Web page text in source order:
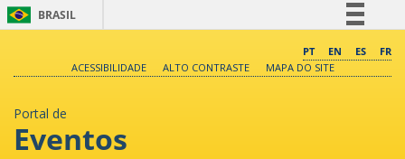
BRASIL
Comunica BR
PT EN ES
FR
ACESSIBILIDADE
ALTO CONTRASTE MAPA DO SITE
Portal de
Eventos